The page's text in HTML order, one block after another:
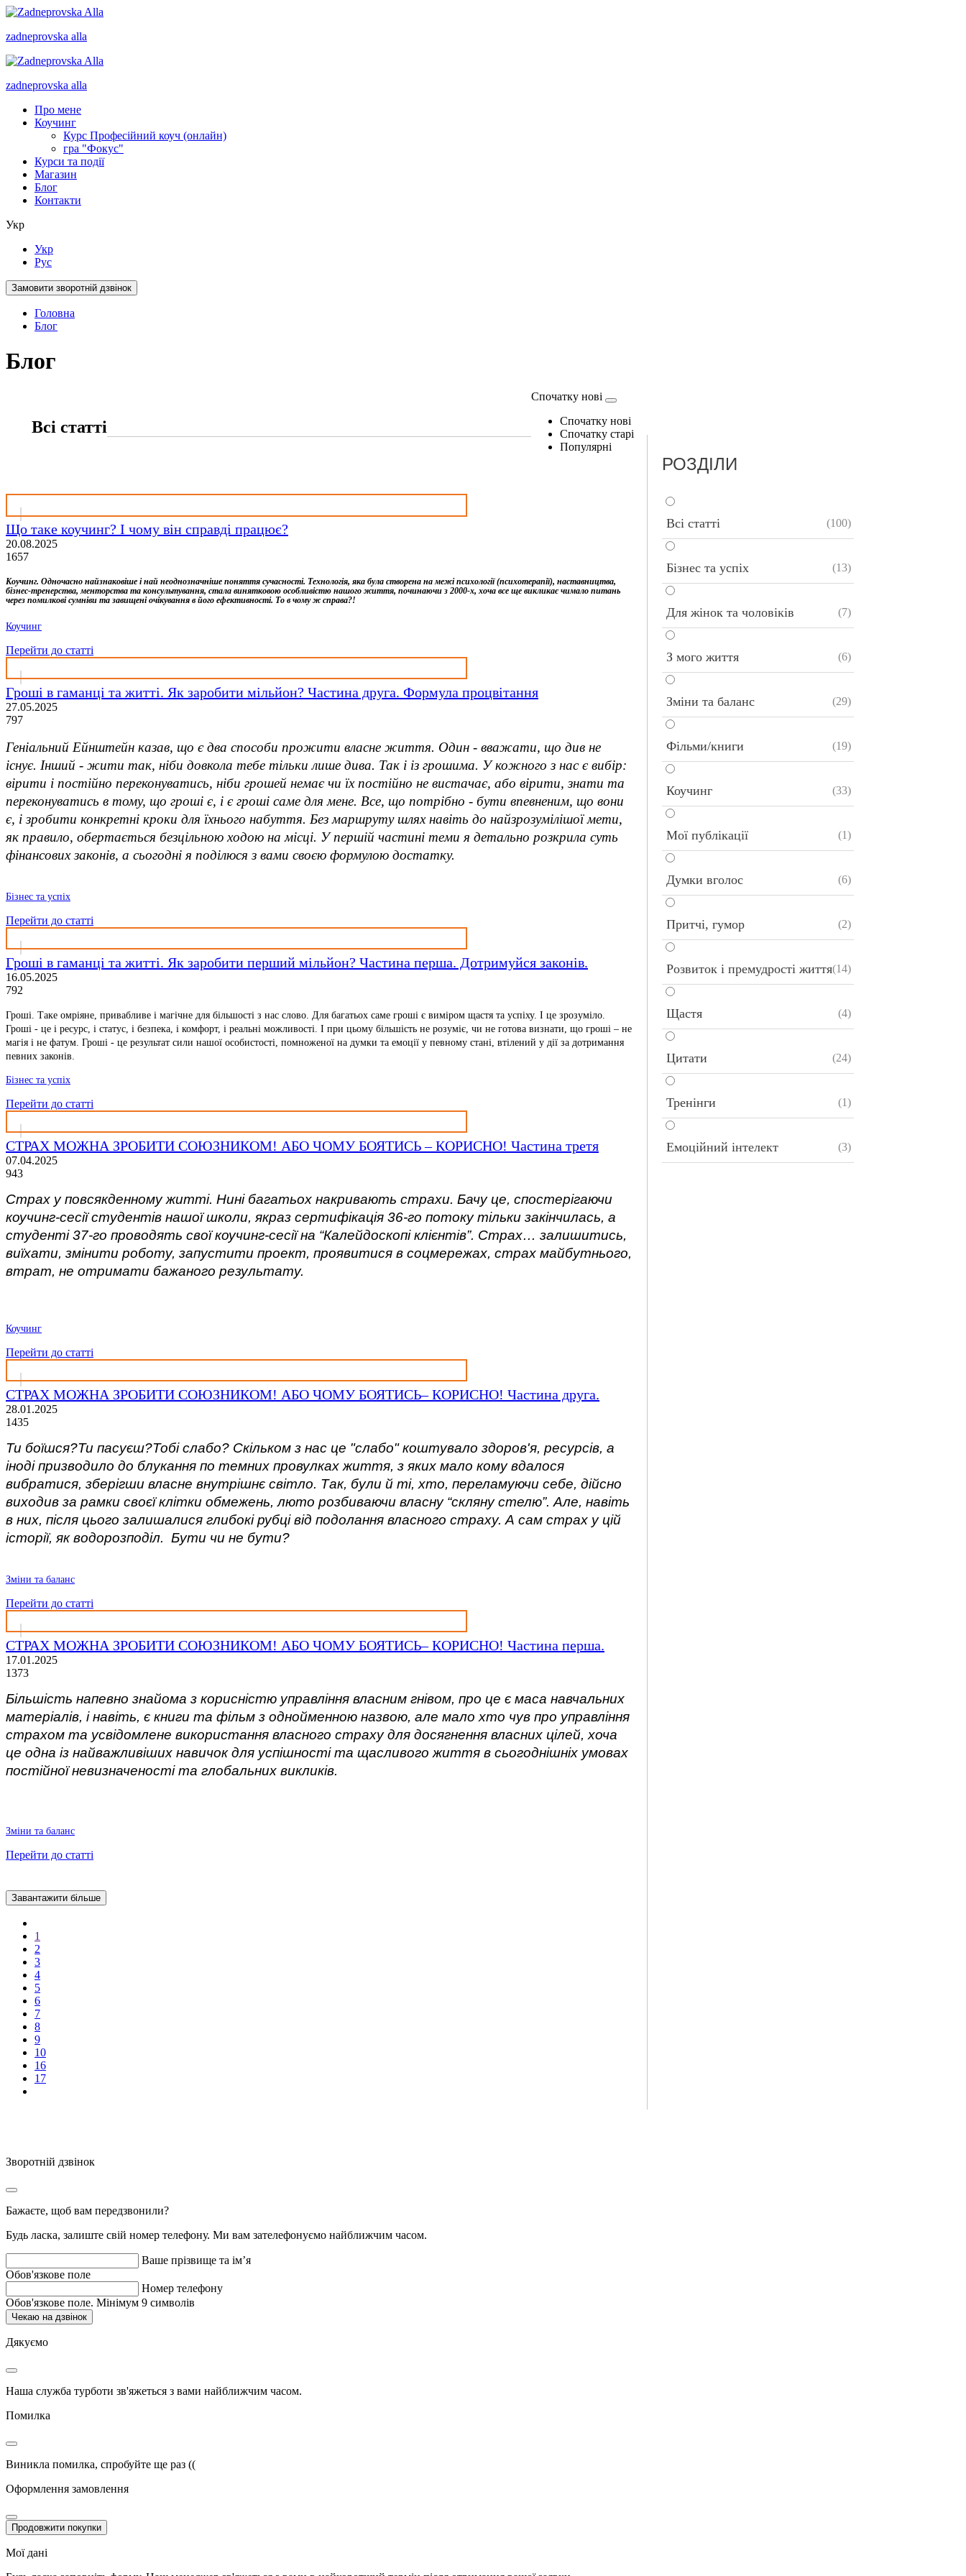
zadneprovska alla
zadneprovska alla
Про мене
Коучинг
Курс Професійний коуч (онлайн)
гра "Фокус"
Курси та події
Магазин
Блог
Контакти
Укр
Укр
Рус
Замовити зворотній дзвінок
Головна
Блог
Блог
Всі статті
Спочатку нові
Спочатку нові
Спочатку старі
Популярні
Що таке коучинг? І чому він справді працює?
20.08.2025
1657
Коучинг. Одночасно найзнаковіше і най неоднозначніше поняття сучасності. Технологія, яка була створена на межі психології (психотерапії), наставництва,
бізнес-тренерства, менторства та консультування, стала винятковою особливістю нашого життя, починаючи з 2000-х, хоча все ще викликає чимало питань
через помилкові сумніви та завищені очікування в його ефективності. То в чому ж справа?!
Коучинг
Перейти до статті
Гроші в гаманці та житті. Як заробити мільйон? Частина друга. Формула процвітання
27.05.2025
797
Геніальний Ейнштейн казав, що є два способи прожити власне життя. Один - вважати, що див не
існує. Інший - жити так, ніби довкола тебе тільки лише дива. Так і із грошима. У кожного з нас є вибір:
вірити і постійно переконуватись, ніби грошей немає чи їх постійно не вистачає, або вірити, знати та
переконуватись в тому, що гроші є, і є гроші саме для мене. Все, що потрібно - бути впевненим, що вони
є, і зробити конкретні кроки для їхнього набуття. Без маршруту шлях навіть до найзрозумілішої мети,
як правило, обертається безцільною ходою на місці. У першій частині теми я детально розкрила суть
фінансових законів, а сьогодні я поділюся з вами своєю формулою достатку.
Бізнес та успіх
Перейти до статті
Гроші в гаманці та житті. Як заробити перший мільйон? Частина перша. Дотримуйся законів.
16.05.2025
792
Гроші. Таке омріяне, привабливе і магічне для більшості з нас слово. Для багатьох саме гроші є виміром щастя та успіху. І це зрозуміло.
Гроші - це і ресурс, і статус, і безпека, і комфорт, і реальні можливості. І при цьому більшість не розуміє, чи не готова визнати, що гроші – не
магія і не фатум. Гроші - це результат сили нашої особистості, помноженої на думки та емоції у певному стані, втілений у дії за дотримання
певних законів.
Бізнес та успіх
Перейти до статті
СТРАХ МОЖНА ЗРОБИТИ СОЮЗНИКОМ! АБО ЧОМУ БОЯТИСЬ – КОРИСНО! Частина третя
07.04.2025
943
Страх у повсякденному житті. Нині багатьох накривають страхи. Бачу це, спостерігаючи
коучинг-сесії студентів нашої школи, якраз сертифікація 36-го потоку тільки закінчилась, а
студенті 37-го проводять свої коучинг-сесії на “Калейдоскопі клієнтів”. Страх… залишитись,
виїхати, змінити роботу, запустити проект, проявитися в соцмережах, страх майбутнього,
втрат, не отримати бажаного результату.
Коучинг
Перейти до статті
СТРАХ МОЖНА ЗРОБИТИ СОЮЗНИКОМ! АБО ЧОМУ БОЯТИСЬ– КОРИСНО! Частина друга.
28.01.2025
1435
Ти боїшся?Ти пасуєш?Тобі слабо? Скільком з нас це "слабо" коштувало здоров'я, ресурсів, а
іноді призводило до блукання по темних провулках життя, з яких мало кому вдалося
вибратися, зберігши власне внутрішнє світло. Так, були й ті, хто, переламуючи себе, дійсно
виходив за рамки своєї клітки обмежень, люто розбиваючи власну “скляну стелю”. Але, навіть
в них, після цього залишалися глибокі рубці від подолання власного страху. А сам страх у цій
історії, як водорозподіл. Бути чи не бути?
Зміни та баланс
Перейти до статті
СТРАХ МОЖНА ЗРОБИТИ СОЮЗНИКОМ! АБО ЧОМУ БОЯТИСЬ– КОРИСНО! Частина перша.
17.01.2025
1373
Більшість напевно знайома з корисністю управління власним гнівом, про це є маса навчальних
матеріалів, і навіть, є книги та фільм з однойменною назвою, але мало хто чув про управління
страхом та усвідомлене використання власного страху для досягнення власних цілей, хоча
це одна із найважливіших навичок для успішності та щасливого життя в сьогоднішніх умовах
постійної невизначеності та глобальних викликів.
Зміни та баланс
Перейти до статті
Завантажити більше
1
2
3
4
5
6
7
8
9
10
16
17
РОЗДІЛИ
Всі статті (100)
Бізнес та успіх (13)
Для жінок та чоловіків (7)
З мого життя (6)
Зміни та баланс (29)
Фільми/книги (19)
Коучинг (33)
Мої публікації (1)
Думки вголос (6)
Притчі, гумор (2)
Розвиток і премудрості життя(14)
Щастя (4)
Цитати (24)
Тренінги (1)
Емоційний інтелект (3)
Зворотній дзвінок
Бажаєте, щоб вам передзвонили?
Будь ласка, залиште свій номер телефону. Ми вам зателефонуємо найближчим часом.
Ваше прізвище та ім’я
Обов'язкове поле
Номер телефону
Обов'язкове поле. Мінімум 9 символів
Чекаю на дзвінок
Дякуємо
Наша служба турботи зв'яжеться з вами найближчим часом.
Помилка
Виникла помилка, спробуйте ще раз ((
Оформлення замовлення
Продовжити покупки
Мої дані